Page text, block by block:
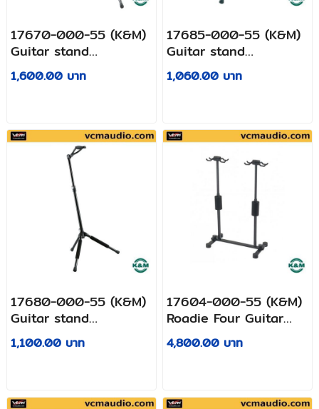
17670-000-55 (K&M)
Guitar stand
»Memphis Pro«
1,600.00 บาท
17685-000-55 (K&M)
Guitar stand
»Memphis 20«
1,060.00 บาท
17680-000-55 (K&M)
Guitar stand
»Memphis 10«
1,100.00 บาท
17604-000-55 (K&M)
Roadie Four Guitar
Stand
4,800.00 บาท